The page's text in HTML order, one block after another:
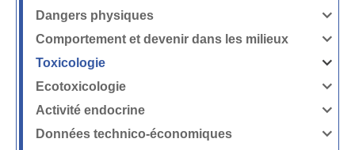
générales
la
chimie
Dangers physiques
Ouvrir
la
Comportement et devenir dans les milieux
Ouvrir
la
et
les
milieux
Toxicologie
Ouvrir
la
Ecotoxicologie
Ouvrir
la
Activité endocrine
Ouvrir
la
Données technico-économiques
Ouvrir